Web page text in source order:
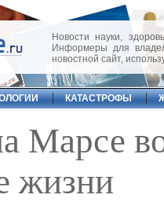
Новости науки,
Информеры для
новостной сайт,
КАТАСТРОФЫ
Марсе
жизни